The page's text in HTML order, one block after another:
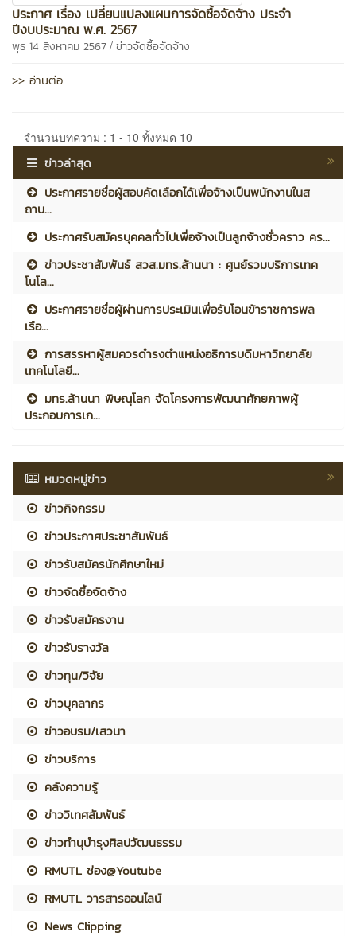
ประกาศ เรื่อง เปลี่ยนแปลงแผนการจัดซื้อจัดจ้าง ประจำ
ปีงบประมาณ พ.ศ. 2567
พุธ 14 สิงหาคม 2567 / ข่าวจัดซื้อจัดจ้าง
>> อ่านต่อ
จำนวนบทความ : 1 - 10 ทั้งหมด 10
ข่าวล่าสุด
ประกาศรายชื่อผู้สอบคัดเลือกได้เพื่อจ้างเป็นพนักงานในส
ถาบ...
ประกาศรับสมัครบุคคลทั่วไปเพื่อจ้างเป็นลูกจ้างชั่วคราว คร...
ข่าวประชาสัมพันธ์ สวส.มทร.ล้านนา : ศูนย์รวมบริการเทค
โนโล...
ประกาศรายชื่อผู้ผ่านการประเมินเพื่อรับโอนข้าราชการพล
เรือ...
การสรรหาผู้สมควรดำรงตำแหน่งอธิการบดีมหาวิทยาลัย
เทคโนโลยี...
มทร.ล้านนา พิษณุโลก จัดโครงการพัฒนาศักยภาพผู้
ประกอบการเก...
หมวดหมู่ข่าว
ข่าวกิจกรรม
ข่าวประกาศประชาสัมพันธ์
ข่าวรับสมัครนักศึกษาใหม่
ข่าวจัดซื้อจัดจ้าง
ข่าวรับสมัครงาน
ข่าวรับรางวัล
ข่าวทุน/วิจัย
ข่าวบุคลากร
ข่าวอบรม/เสวนา
ข่าวบริการ
คลังความรู้
ข่าววิเทศสัมพันธ์
ข่าวทำนุบำรุงศิลปวัฒนธรรม
RMUTL ช่อง@Youtube
RMUTL วารสารออนไลน์
News Clipping